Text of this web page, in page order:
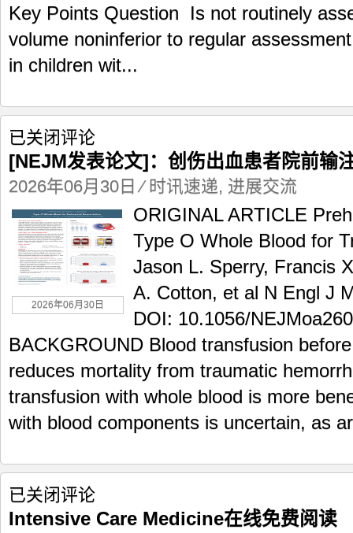
评
估Key Points Question Is not routinely
volume noninferior to regular
in children wit...
[NEJM
发
表
论
者
院
输
O
型
血
救
已关闭评论
[NEJM发表论文]：创伤出血患者院前输
2026年06月30日 ⁄时讯速递, 进展交流
2026年06月30日
ORIGINAL ARTICLE
Type O Whole Blood for
Jason L. Sperry, Francis
A. Cotton, et al N Engl J
DOI: 10.1056/
BACKGROUND Blood transfusion
reduces mortality from traumatic
transfusion with whole blood is more
with blood components is uncertain, as
Intensive
Care
Medicine
已关闭评论
Intensive Care Medicine在线免费阅读